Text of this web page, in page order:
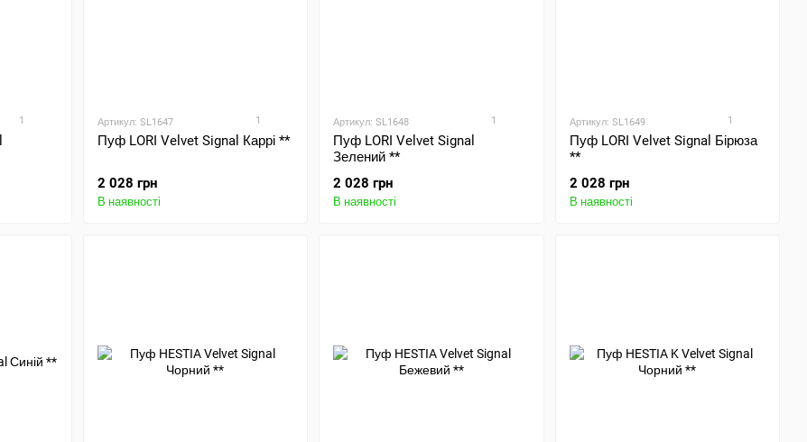
1 Артикул: SL1647 1
Пуф LORI Velvet Signal Каррі **
2 028 грн
В наявності
Артикул: SL1648 1
Пуф LORI Velvet Signal
Зелений **
2 028 грн
В наявності
Артикул: SL1649 1
Пуф LORI Velvet Signal Бірюза
**
2 028 грн
В наявності